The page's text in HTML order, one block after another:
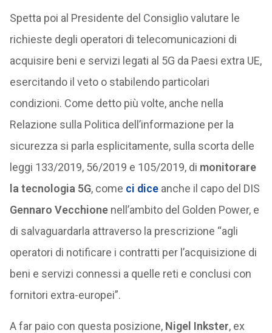
Spetta poi al Presidente del Consiglio valutare le
richieste degli operatori di telecomunicazioni di
acquisire beni e servizi legati al 5G da Paesi extra UE,
esercitando il veto o stabilendo particolari
condizioni. Come detto più volte, anche nella
Relazione sulla Politica dell’informazione per la
sicurezza si parla esplicitamente, sulla scorta delle
leggi 133/2019, 56/2019 e 105/2019, di monitorare
la tecnologia 5G, come ci diceanche il capo del DIS
Gennaro Vecchionenell’ambito del Golden Power, e
di salvaguardarla attraverso la prescrizione “agli
operatori di notificare i contratti per l’acquisizione di
beni e servizi connessi a quelle reti e conclusi con
fornitori extra-europei”.
A far paio con questa posizione, Nigel Inkster, ex